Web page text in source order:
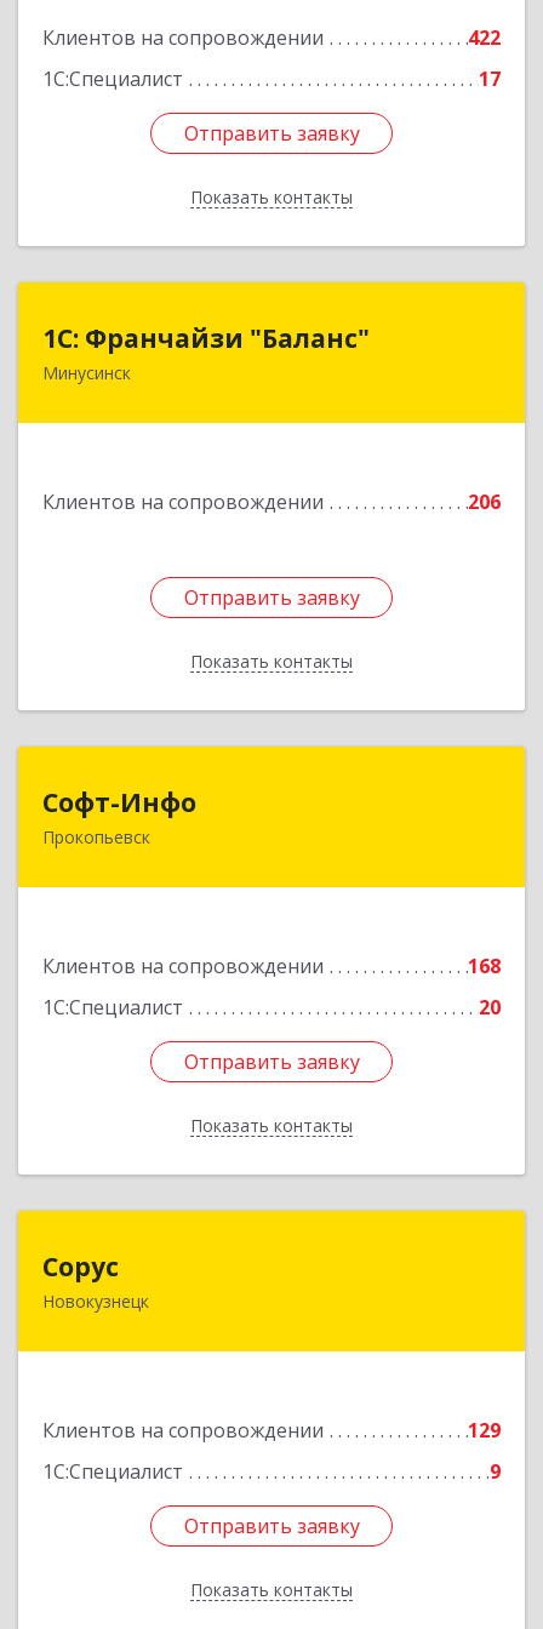
Клиентов на сопровождении
422
1С:Специалист
17
Отправить заявку
Показать контакты
Отправить заявку
Назад
1С: Франчайзи "Баланс"
Минусинск
Клиентов на сопровождении 206
Отправить заявку
Показать контакты
1С: Франчайзи "Баланс"
662610, Красноярский край, Минусинск г,
Отправить заявку
Назад
Софт-Инфо
Прокопьевск
Клиентов на сопровождении
168
1С:Специалист
20
Отправить заявку
Показать контакты
653039, Кемеровская область - Кузбасс,
Подробнее
Отправить заявку
Назад
Сорус
Новокузнецк
Клиентов на сопровождении
129
1С:Специалист
9
Отправить заявку
Показать контакты
654005, Кемеровская область - Кузбасс,
Подробнее
Отправить заявку
Назад